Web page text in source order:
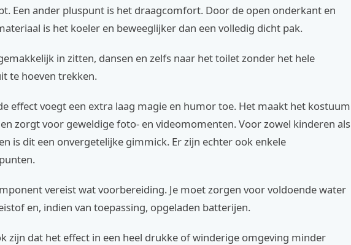
Een ander pluspunt is het draagcomfort. Door de open onderkant en
is het koeler en beweeglijker dan een volledig dicht pak.
in zitten, dansen en zelfs naar het toilet zonder het hele
te hoeven trekken.
effect voegt een extra laag magie en humor toe. Het maakt het kostuum
zorgt voor geweldige foto- en videomomenten. Voor zowel kinderen als
is dit een onvergetelijke gimmick. Er zijn echter ook enkele
vereist wat voorbereiding. Je moet zorgen voor voldoende water
en, indien van toepassing, opgeladen batterijen.
zijn dat het effect in een heel drukke of winderige omgeving minder